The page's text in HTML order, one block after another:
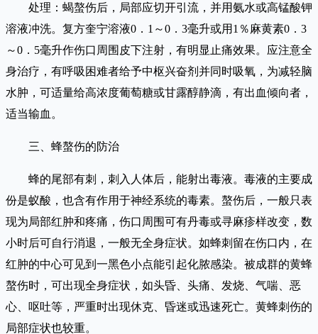
处理：蝎螯伤后，局部应切开引流，并用氨水或高锰酸钾
溶液冲洗。复方奎宁溶液0．1～0．3毫升或用1％麻黄素0．3
～0．5毫升作伤口周围皮下注射，有明显止痛效果。应注意全
身治疗，有呼吸困难者给予中枢兴奋剂并同时吸氧，为减轻脑
水肿，可适量给高浓度葡萄糖或甘露醇静滴，有出血倾向者，
适当输血。
三、蜂螯伤的防治
蜂的尾部有刺，刺入人体后，能射出毒液。毒液的主要成
份是蚁酸，也含有作用于神经系统的毒素。螯伤后，一般只表
现为局部红肿和疼痛，伤口周围可有丹毒或寻麻疹样改变，数
小时后可自行消退，一般无全身症状。如蜂刺留在伤口内，在
红肿的中心可见到一黑色小点能引起化脓感染。被成群的黄蜂
螯伤时，可出现全身症状，如头昏、头痛、发烧、气喘、恶
心、呕吐等，严重时出现休克、昏迷或迅速死亡。黄蜂刺伤的
局部症状也较重。